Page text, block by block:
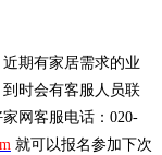
期有家居需求的业
时会有客服人员联
网客服电话：020-
就可以报名参加下次